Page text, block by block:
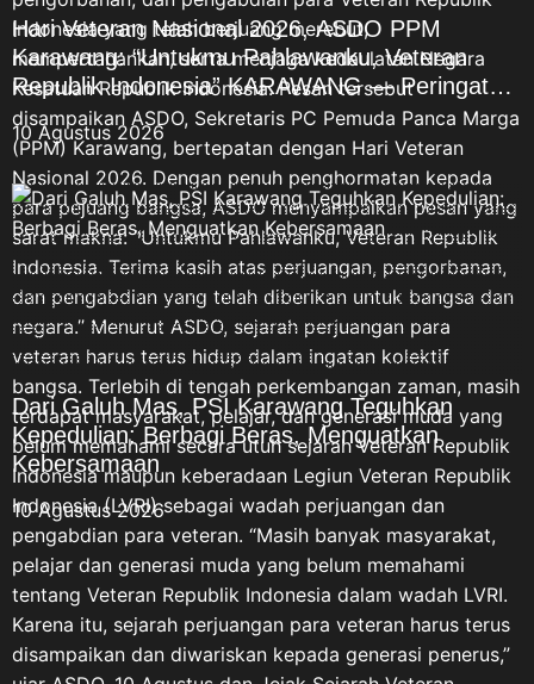
perbedaan medan dan generasi
perjuangan tersebut tidak
mengurangi nilai pengabdian
para veteran. Setiap
perjuangan memiliki sejarah,
tantangan, dan
pengorbanannya sendiri yang
menjadi bagian tidak
terpisahkan dari perjalanan
bangsa Indonesia. “Setiap
perjuangan memiliki sejarah
dan pengorbanannya masing-
masing. Semuanya merupakan
bagian dari perjalanan bangsa
Indonesia yang harus kita
hormati dan kita wariskan nilai-
nilainya kepada generasi
berikutnya,” tuturnya. “Untukmu
Pahlawanku, Veteran Republik
Indonesia” Memperingati Hari
Veteran Nasional 2026, ASDO
mengajak masyarakat,
khususnya generasi muda, agar
penghormatan kepada para
Hari Veteran Nasional 2026, ASDO PPM
Karawang: “Untukmu Pahlawanku, Veteran
Republik Indonesia” KARAWANG — Peringatan
Hari Veteran Nasional (HARVETNAS) setiap 10
Agustus bukan sekadar momentum seremonial,
melainkan ruang refleksi bagi bangsa Indonesia
untuk kembali mengenang jasa, pengorbanan,
dan pengabdian para Veteran Republik
Indonesia yang telah berjuang merebut,
mempertahankan, serta menjaga kedaulatan
Negara Kesatuan Republik Indonesia. Pesan
tersebut disampaikan ASDO, Sekretaris PC
Pemuda Panca Marga (PPM) Karawang,
bertepatan dengan Hari Veteran Nasional 2026.
Dengan penuh penghormatan kepada para
pejuang bangsa, ASDO menyampaikan pesan
yang sarat makna: “Untukmu Pahlawanku,
Veteran Republik Indonesia. Terima kasih atas
perjuangan, pengorbanan, dan pengabdian
yang telah diberikan untuk bangsa dan negara.”
Menurut ASDO, sejarah perjuangan para
veteran harus terus hidup dalam ingatan kolektif
bangsa. Terlebih di tengah perkembangan
10 Agustus 2026
Dari Galuh Mas, PSI Karawang Teguhkan
Kepedulian: Berbagi Beras, Menguatkan
Kebersamaan
10 Agustus 2026